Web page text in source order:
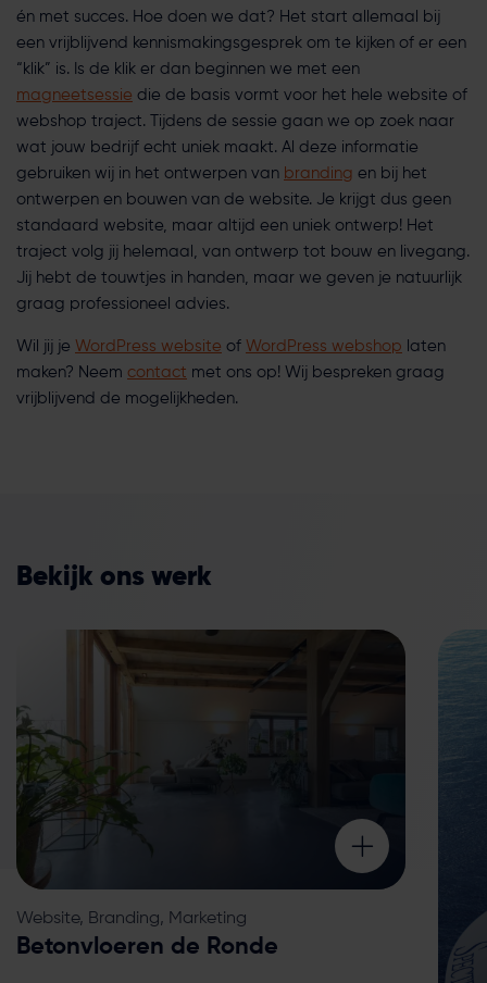
én met succes. Hoe doen we dat? Het start allemaal bij
een vrijblijvend kennismakingsgesprek om te kijken of er een
“klik” is. Is de klik er dan beginnen we met een
magneetsessie die de basis vormt voor het hele website of
webshop traject. Tijdens de sessie gaan we op zoek naar
wat jouw bedrijf echt uniek maakt. Al deze informatie
gebruiken wij in het ontwerpen van branding en bij het
ontwerpen en bouwen van de website. Je krijgt dus geen
standaard website, maar altijd een uniek ontwerp! Het
traject volg jij helemaal, van ontwerp tot bouw en livegang.
Jij hebt de touwtjes in handen, maar we geven je natuurlijk
graag professioneel advies.
Wil jij je WordPress website of WordPress webshop laten
maken? Neem contact met ons op! Wij bespreken graag
vrijblijvend de mogelijkheden.
Bekijk ons werk
Website, Branding, Marketing
Betonvloeren de Ronde